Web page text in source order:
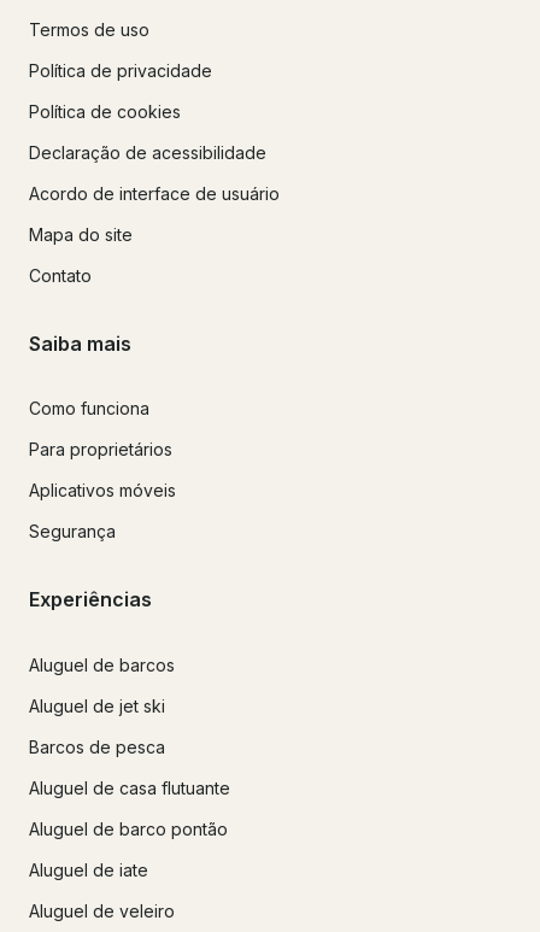
Termos de uso
Política de privacidade
Política de cookies
Declaração de acessibilidade
Acordo de interface de usuário
Mapa do site
Contato
Saiba mais
Como funciona
Para proprietários
Aplicativos móveis
Segurança
Experiências
Aluguel de barcos
Aluguel de jet ski
Barcos de pesca
Aluguel de casa flutuante
Aluguel de barco pontão
Aluguel de iate
Aluguel de veleiro